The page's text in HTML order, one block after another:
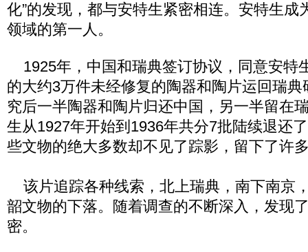
化”的发现，都与安特生紧密相连。安特生成
领域的第一人。
1925年，中国和瑞典签订协议，同意安特
的大约3万件未经修复的陶器和陶片运回瑞
究后一半陶器和陶片归还中国，另一半留在
生从1927年开始到1936年共分7批陆续退还
些文物的绝大多数却不见了踪影，留下了许
该片追踪各种线索，北上瑞典，南下南京
韶文物的下落。随着调查的不断深入，发现
密。